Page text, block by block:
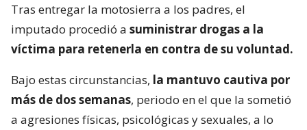
Tras entregar la motosierra a los padres, el
imputado procedió a suministrar drogas a la
víctima para retenerla en contra de su voluntad.
Bajo estas circunstancias, la mantuvo cautiva por
más de dos semanas, periodo en el que la sometió
a agresiones físicas, psicológicas y sexuales, a lo